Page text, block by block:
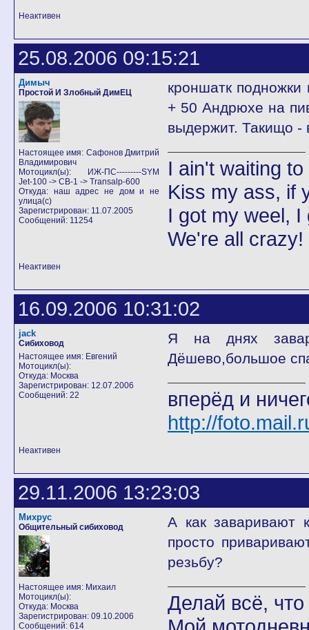
Неактивен
25.08.2006 09:15:21
Димыч
Простой И Злобный ДимЕЦ
Настоящее имя: Сафонов Дмитрий
Владимирович
Мотоцикл(ы): ИЖ-ПС---------SYM
Jet-100 -> CB-1 -> Transalp-600
Откуда: наш адрес не дом и не
улица(с)
Зарегистрирован: 11.07.2005
Сообщений: 11254
кроншатк
+ 50 Андрюхе на
выдержит. Такищо -
I ain't waiting
Kiss my ass, if
I got my weel,
We're all
Неактивен
16.09.2006 10:31:02
jack
Сибиховод
Настоящее имя: Евгений
Мотоцикл(ы):
Откуда: Москва
Зарегистрирован: 12.07.2006
Сообщений: 22
Я на днях
Дёшево,большое
вперёд и
http://
Неактивен
29.11.2006 13:23:03
Михрус
Общительный сибиховод
Настоящее имя: Михаил
Мотоцикл(ы):
Откуда: Москва
Зарегистрирован: 09.10.2006
Сообщений: 614
А как заваривают
просто
резьбу?
Делай всё, что